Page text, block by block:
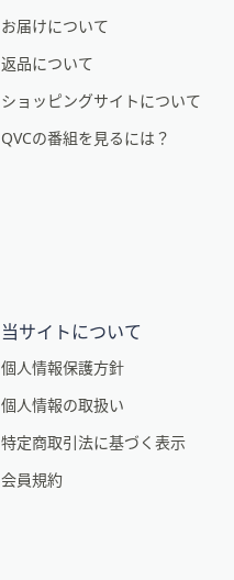
お届けについて
返品について
ショッピングサイトについて
QVCの番組を見るには？
当サイトについて
個人情報保護方針
個人情報の取扱い
特定商取引法に基づく表示
会員規約